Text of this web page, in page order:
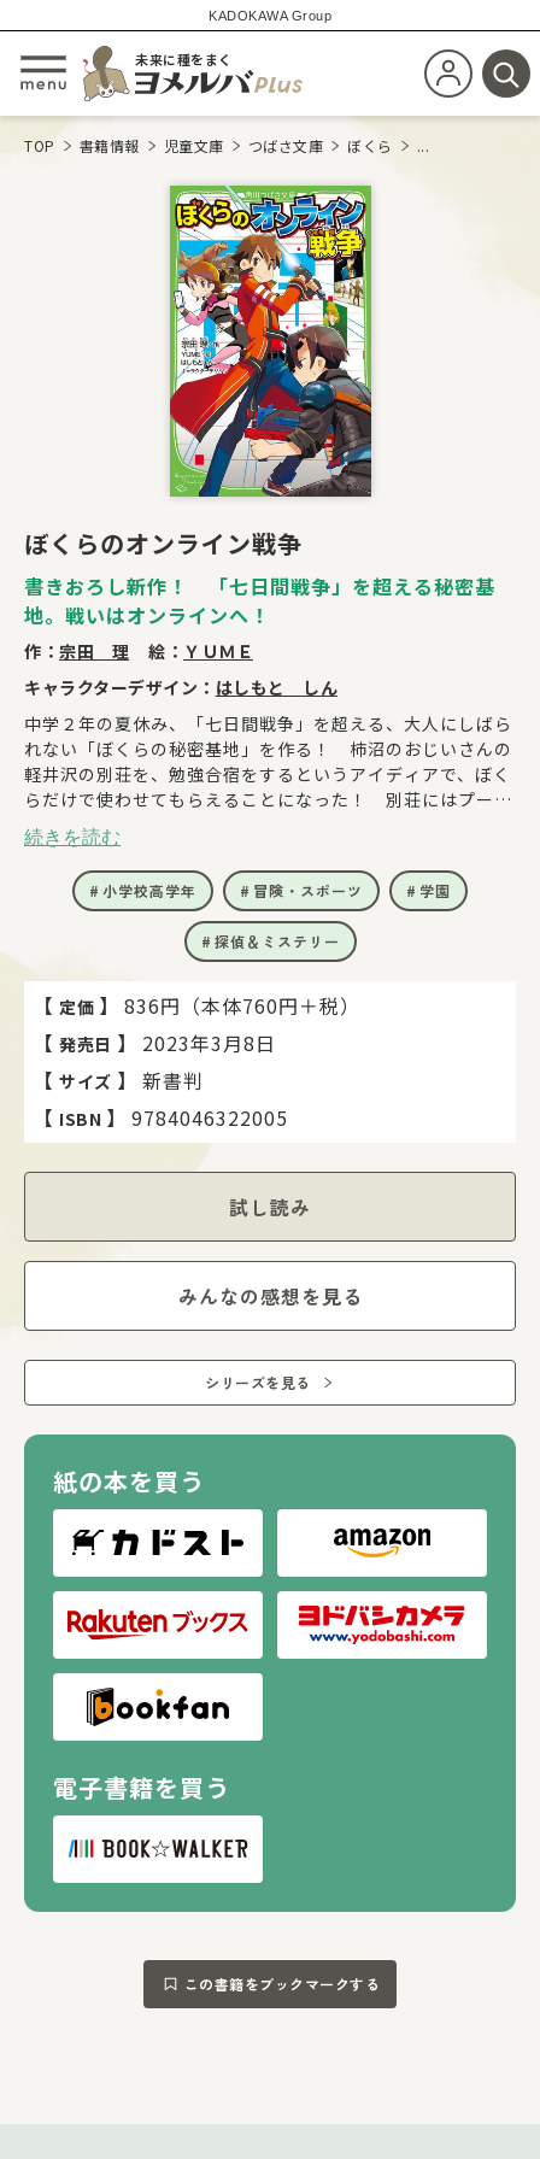
KADOKAWA Group
メニューを開閉する
未来に種をまく
新規会員登
検
TOP 書籍情報 児童文庫 つばさ文庫 ぼくら ...
ぼくらのオンライン戦争
書きおろし新作！ 「七日間戦争」を超える秘密基
地。戦いはオンラインへ！
作： 宗田 理 絵： ＹＵＭＥ
キャラクターデザイン： はしもと しん
中学２年の夏休み、「七日間戦争」を超える、大人にしばら
れない「ぼくらの秘密基地」を作る！ 柿沼のおじいさんの
軽井沢の別荘を、勉強合宿をするというアイディアで、ぼく
らだけで使わせてもらえることになった！ 別荘にはプール
やテニスコートまである！ 英治、相原、柿沼、日比野、安
永、天野、谷本、佐竹、中尾、宇野、立石、秋元、ひとみ、
久美子、純子、有季、貢 合計17人。女子は近くのペンショ
ンに安く泊まれることに！ 英治はいたずら、日比野は料
理、安永と久美子は護身術を教える特別教室など、『全員が
主役』の楽しい合宿！ 秘密基地は、迷路、氷のプール、バ
ーベキュー・パーティー、お菓子の家など！ ところが、柿
沼の幼なじみがオンラインゲームの犯罪に……!? 犯罪者を
くり屋敷』で、迎え撃つ！ つばさ文庫書きおろし新
作！
続きを読む
小学校高学年 冒険・スポーツ 学園
探偵＆ミステリー
【 定価 】
836円（本体760円＋税）
【 発売日 】
2023年3月8日
【 サイズ 】
新書判
【 ISBN 】 9784046322005
試し読み
みんなの感想を見る
シリーズを見る
紙の本を買う
電子書籍を買う
この書籍をブックマークする